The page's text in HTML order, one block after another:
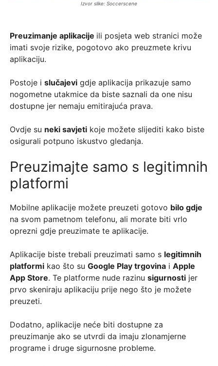
Izvor slike: Soccerscene
Preuzimanje aplikacije ili posjeta web stranici može
imati svoje rizike, pogotovo ako preuzmete krivu
aplikaciju.
Postoje i slučajevi gdje aplikacija prikazuje samo
nogometne utakmice da biste saznali da one nisu
dostupne jer nemaju emitirajuća prava.
Ovdje su neki savjeti koje možete slijediti kako biste
osigurali potpuno iskustvo gledanja.
Preuzimajte samo s legitimnih
platformi
Mobilne aplikacije možete preuzeti gotovo bilo gdje
na svom pametnom telefonu, ali morate biti vrlo
oprezni gdje preuzimate te aplikacije.
Aplikacije biste trebali preuzimati samo s legitimnih
platformi kao što su Google Play trgovina i Apple
App Store. Te platforme nude razinu sigurnosti jer
prvo skeniraju aplikaciju prije nego što je možete
preuzeti.
Dodatno, aplikacije neće biti dostupne za
preuzimanje ako se utvrdi da imaju zlonamjerne
programe i druge sigurnosne probleme.